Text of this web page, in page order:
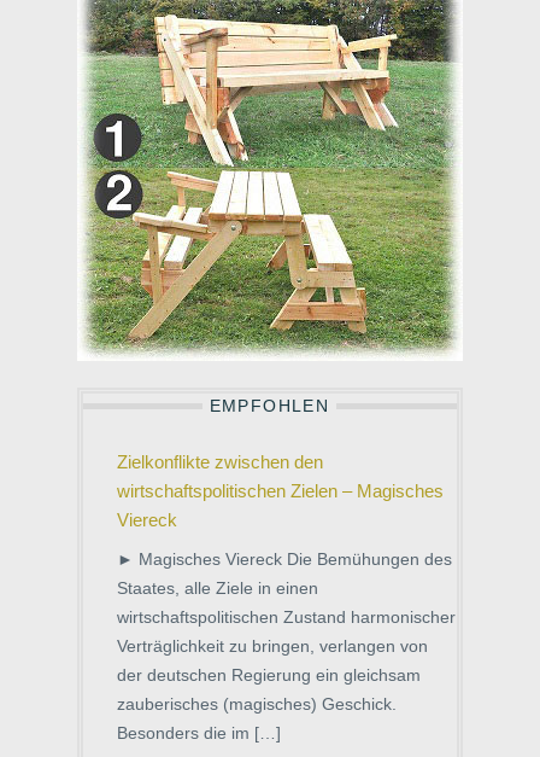
EMPFOHLEN
Zielkonflikte zwischen den
wirtschaftspolitischen Zielen – Magisches
Viereck
► Magisches Viereck Die Bemühungen des
Staates, alle Ziele in einen
wirtschaftspolitischen Zustand harmonischer
Verträglichkeit zu bringen, verlangen von
der deutschen Regierung ein gleichsam
zauberisches (magisches) Geschick.
Besonders die im […]